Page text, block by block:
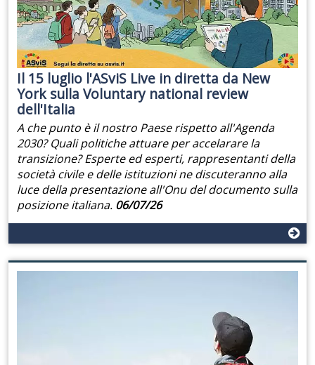
Il 15 luglio l'ASviS Live in diretta da New
York sulla Voluntary national review
dell'Italia
A che punto è il nostro Paese rispetto all'Agenda
2030? Quali politiche attuare per accelarare la
transizione? Esperte ed esperti, rappresentanti della
società civile e delle istituzioni ne discuteranno alla
luce della presentazione all'Onu del documento sulla
posizione italiana. 06/07/26